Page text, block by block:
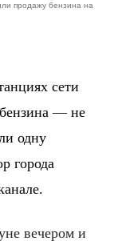
продажу бензина на
сети
— не
одну
города